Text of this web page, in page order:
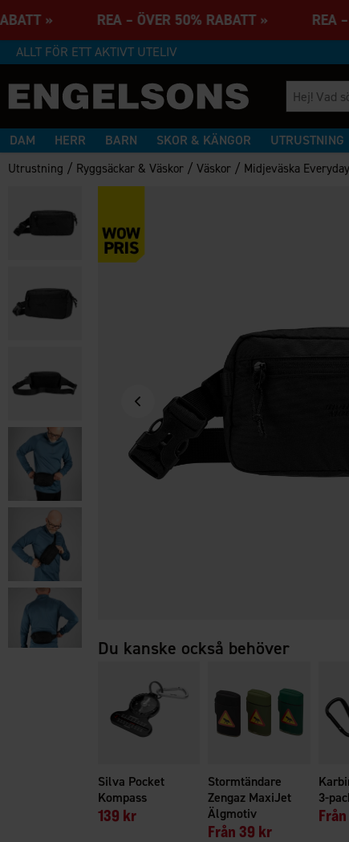
» REA – ÖVER 50% RABATT » REA
ALLT FÖR ETT AKTIVT UTELIV
DAM HERR BARN SKOR & KÄNGOR UTRUSTNING
Utrustning / Ryggsäckar & Väskor /Väskor / Midjeväska Everyday
Du kanske också behöver
Silva Pocket
Kompass
139 kr
Stormtändare
Zengaz MaxiJet
Älgmotiv
Från39 kr
3-
Från